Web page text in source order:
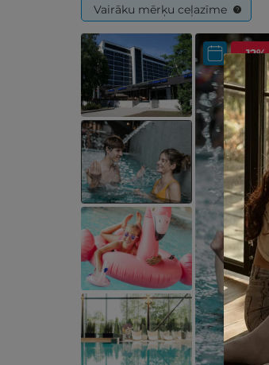
Vairāku mērķu ceļazīme ?
- 12%